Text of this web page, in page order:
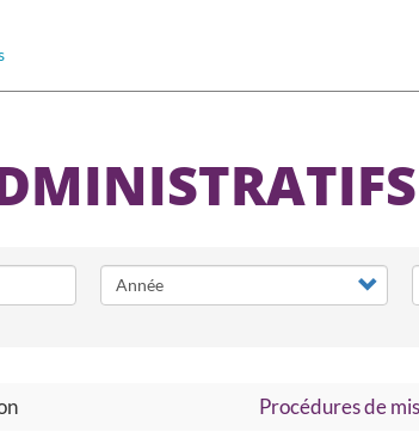
Procédures de